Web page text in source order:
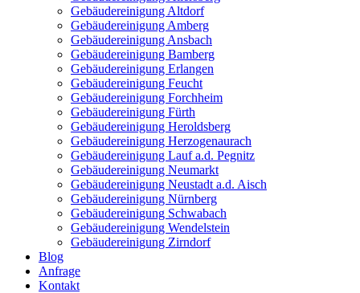
Gebäudereinigung Altdorf
Gebäudereinigung Amberg
Gebäudereinigung Ansbach
Gebäudereinigung Bamberg
Gebäudereinigung Erlangen
Gebäudereinigung Feucht
Gebäudereinigung Forchheim
Gebäudereinigung Fürth
Gebäudereinigung Heroldsberg
Gebäudereinigung Herzogenaurach
Gebäudereinigung Lauf a.d. Pegnitz
Gebäudereinigung Neumarkt
Gebäudereinigung Neustadt a.d. Aisch
Gebäudereinigung Nürnberg
Gebäudereinigung Schwabach
Gebäudereinigung Wendelstein
Gebäudereinigung Zirndorf
Blog
Anfrage
Kontakt